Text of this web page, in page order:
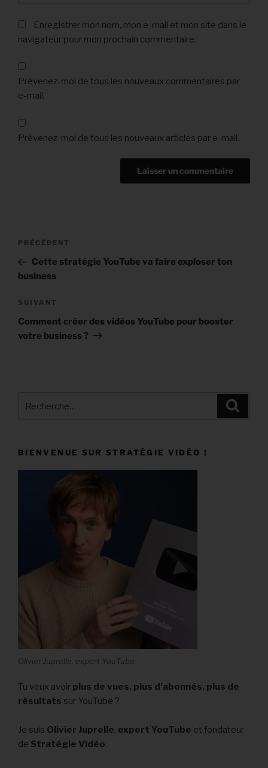
Enregistrer mon nom, mon e-mail et mon site dans le
navigateur pour mon prochain commentaire.
Prévenez-moi de tous les nouveaux commentaires par
e-mail.
Prévenez-moi de tous les nouveaux articles par e-mail.
PRÉCÉDENT
Cette stratégie YouTube va faire exploser ton
business
SUIVANT
Comment créer des vidéos YouTube pour booster
votre business ?
BIENVENUE SUR STRATÉGIE VIDÉO !
Olivier Juprelle, expert YouTube
Tu veux avoir plus de vues, plus d’abonnés, plus de
résultats sur YouTube ?
Je suis Olivier Juprelle, expert YouTube et fondateur
de Stratégie Vidéo.